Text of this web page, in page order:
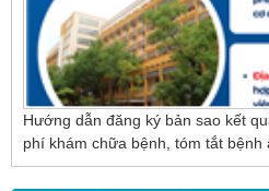
Hướng dẫn đăng ký bản sao kết
phí khám chữa bệnh, tóm tắt bệnh